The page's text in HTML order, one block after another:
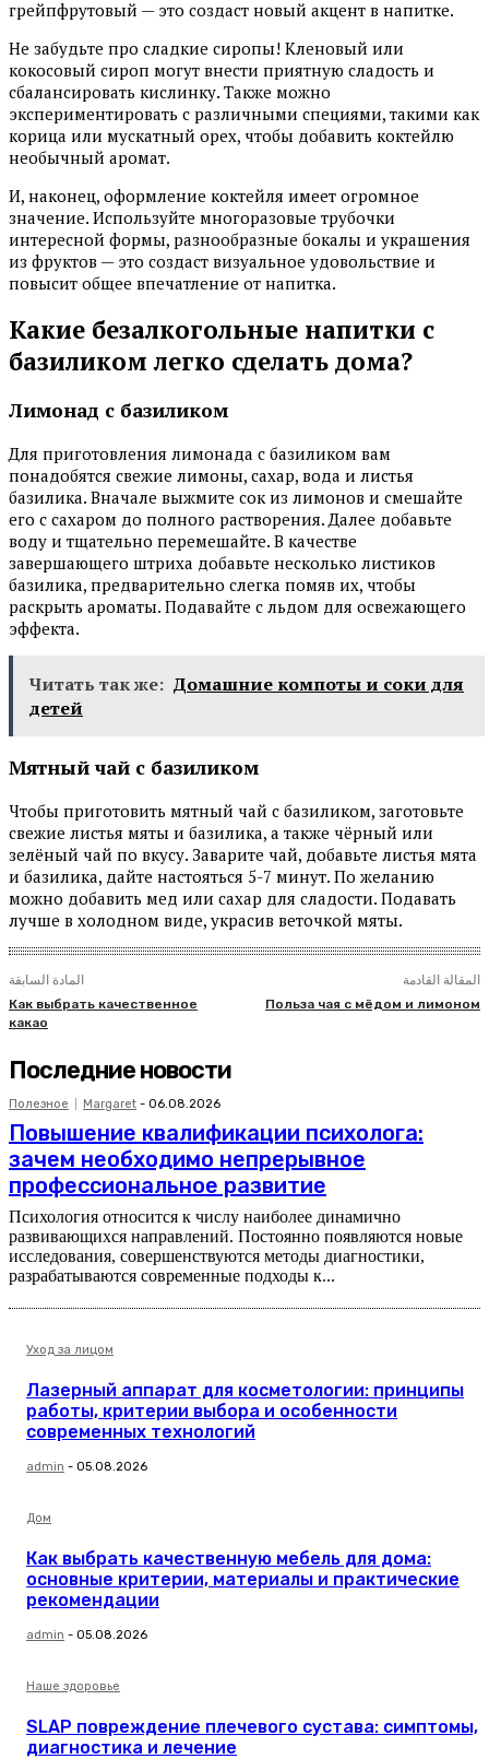
грейпфрутовый — это создаст новый акцент в напитке.
Не забудьте про сладкие сиропы! Кленовый или
кокосовый сироп могут внести приятную сладость и
сбалансировать кислинку. Также можно
экспериментировать с различными специями, такими как
корица или мускатный орех, чтобы добавить коктейлю
необычный аромат.
И, наконец, оформление коктейля имеет огромное
значение. Используйте многоразовые трубочки
интересной формы, разнообразные бокалы и украшения
из фруктов — это создаст визуальное удовольствие и
повысит общее впечатление от напитка.
Какие безалкогольные напитки с
базиликом легко сделать дома?
Лимонад с базиликом
Для приготовления лимонада с базиликом вам
понадобятся свежие лимоны, сахар, вода и листья
базилика. Вначале выжмите сок из лимонов и смешайте
его с сахаром до полного растворения. Далее добавьте
воду и тщательно перемешайте. В качестве
завершающего штриха добавьте несколько листиков
базилика, предварительно слегка помяв их, чтобы
раскрыть ароматы. Подавайте с льдом для освежающего
эффекта.
Читать так же: Домашние компоты и соки для
детей
Мятный чай с базиликом
Чтобы приготовить мятный чай с базиликом, заготовьте
свежие листья мяты и базилика, а также чёрный или
зелёный чай по вкусу. Заварите чай, добавьте листья мята
и базилика, дайте настояться 5-7 минут. По желанию
можно добавить мед или сахар для сладости. Подавать
лучше в холодном виде, украсив веточкой мяты.
المادة السابقة
Как выбрать качественное
какао
المقالة القادمة
Польза чая с мёдом и лимоном
Последние новости
Полезное Margaret - 06.08.2026
Повышение квалификации психолога:
зачем необходимо непрерывное
профессиональное развитие
Психология относится к числу наиболее динамично
развивающихся направлений. Постоянно появляются новые
исследования, совершенствуются методы диагностики,
разрабатываются современные подходы к...
Уход за лицом
Лазерный аппарат для косметологии: принципы
работы, критерии выбора и особенности
современных технологий
admin - 05.08.2026
Дом
Как выбрать качественную мебель для дома:
основные критерии, материалы и практические
рекомендации
admin - 05.08.2026
Наше здоровье
SLAP повреждение плечевого сустава: симптомы,
диагностика и лечение